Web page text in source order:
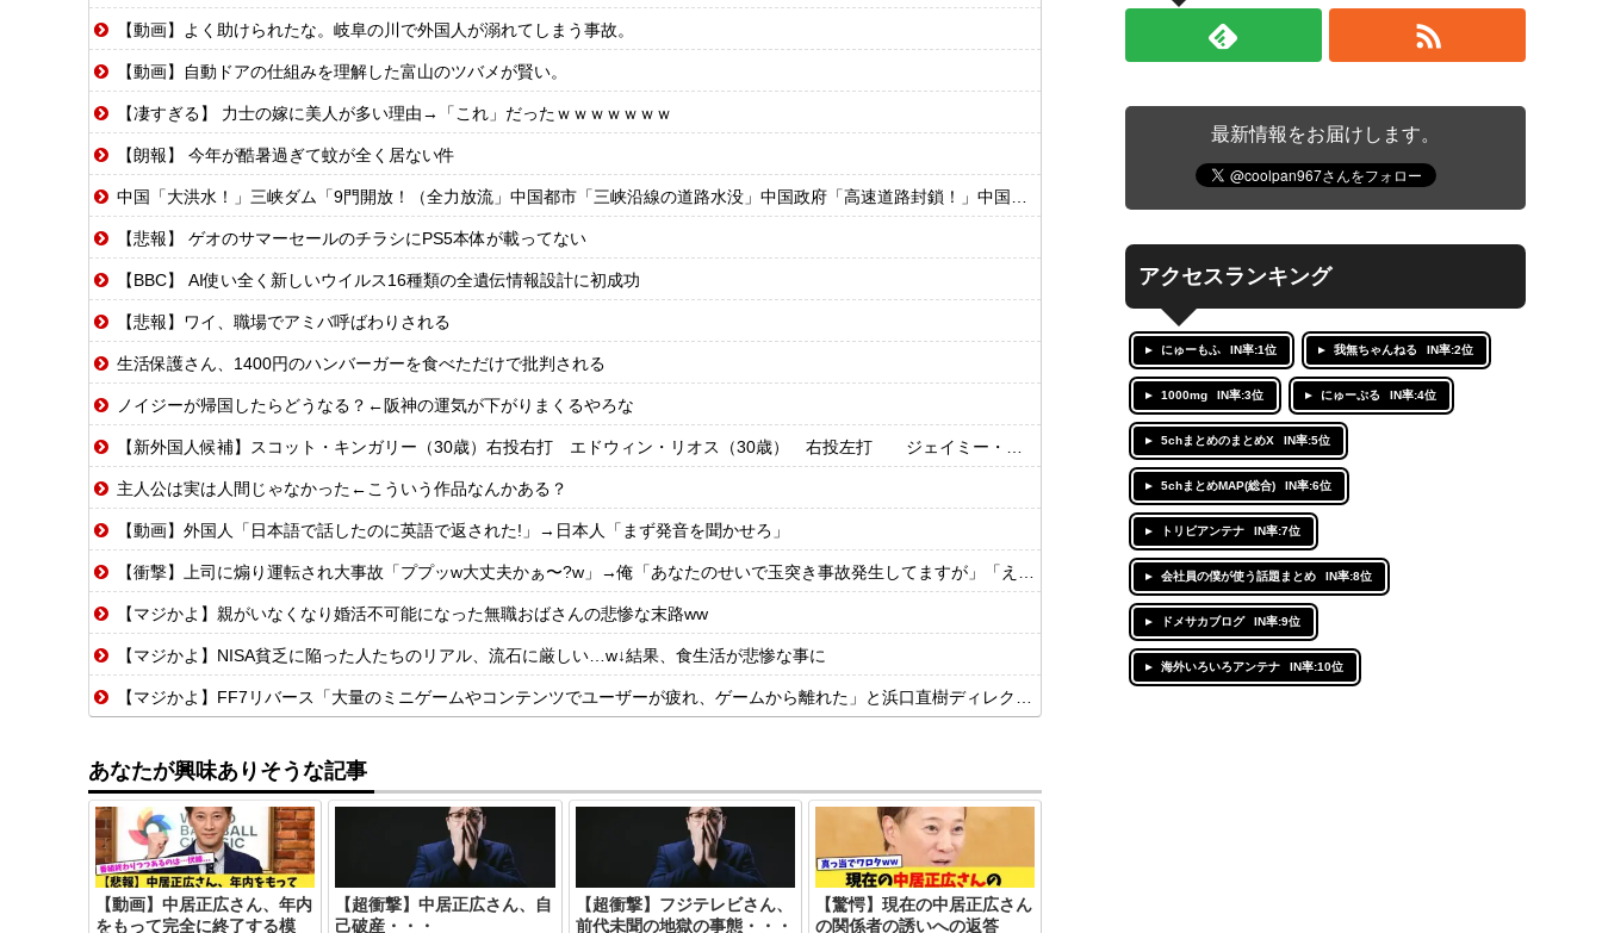
【動画】よく助けられたな。岐阜の川で外国人が溺れてしまう事故。
【動画】自動ドアの仕組みを理解した富山のツバメが賢い。
【凄すぎる】 力士の嫁に美人が多い理由→「これ」だったｗｗｗｗｗｗｗ
【朗報】 今年が酷暑過ぎて蚊が全く居ない件
中国「大洪水！」三峡ダム「9門開放！（全力放流」中国都市「三峡沿線の道路水没」中国政府「高速道路封鎖！」中国ダム「緊急放流に合わせて開門（土砂崩れ発生」→
【悲報】 ゲオのサマーセールのチラシにPS5本体が載ってない
【BBC】 AI使い全く新しいウイルス16種類の全遺伝情報設計に初成功
【悲報】ワイ、職場でアミバ呼ばわりされる
生活保護さん、1400円のハンバーガーを食べただけで批判される
ノイジーが帰国したらどうなる？←阪神の運気が下がりまくるやろな
【新外国人候補】スコット・キンガリー（30歳）右投右打 エドウィン・リオス（30歳） 右投左打 ジェイミー・ウェストブルック（29歳） 右投右打
主人公は実は人間じゃなかった←こういう作品なんかある？
【動画】外国人「日本語で話したのに英語で返された!」→日本人「まず発音を聞かせろ」
【衝撃】上司に煽り運転され大事故「ププッw大丈夫かぁ〜?w」→俺「あなたのせいで玉突き事故発生してますが」「え!?」
【マジかよ】親がいなくなり婚活不可能になった無職おばさんの悲惨な末路ww
【マジかよ】NISA貧乏に陥った人たちのリアル、流石に厳しい…w↓結果、食生活が悲惨な事に
【マジかよ】FF7リバース「大量のミニゲームやコンテンツでユーザーが疲れ、ゲームから離れた」と浜口直樹ディレクターが公式インタビューで告白
あなたが興味ありそうな記事
【動画】中居正広さん、年内
をもって完全に終了する模
【超衝撃】中居正広さん、自
己破産・・・
【超衝撃】フジテレビさん、
前代未聞の地獄の事態・・・
【驚愕】現在の中居正広さん
の関係者の誘いへの返答
最新情報をお届けします。
アクセスランキング
にゅーもふ IN率:1位 我無ちゃんねる IN率:2位
1000mg IN率:3位 にゅーぷる IN率:4位
5chまとめのまとめX IN率:5位
5chまとめMAP(総合) IN率:6位
トリビアンテナ IN率:7位
会社員の僕が使う話題まとめ IN率:8位
ドメサカブログ IN率:9位
海外いろいろアンテナ IN率:10位